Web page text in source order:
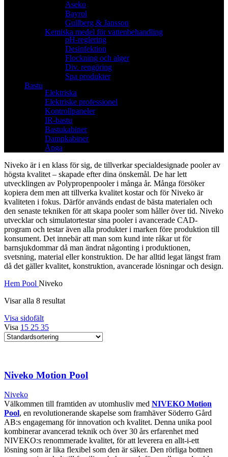
Aseko
Bayrol
Gullberg & Jansson
Kemiska medel för vattenbehandling
pH-reglering
Desinfektion
Flockning och alger
Div. rengöring
Spa produkter
Bastu
Elektriska
Elektriske professionel
Kontrollpaneler
IR-bastu
Bastukabiner
Dampkabiner
Ånga
Niveko är i en klass för sig, de tillverkar specialdesignade pooler av
högsta kvalitet – skapade efter dina önskemål. De har lett
utvecklingen av Polypropenpooler i många år. Många försöker
kopiera dem men att tillverka kvalitet kostar och för Niveko är
kvaliteten i fokus. Därför används endast de bästa materialen och
den senaste tekniken för att skapa pooler som håller över tid. Niveko
utvecklar och simulatortestar sina pooler i avancerade CAD-
program och testar även alla produkter i marken före produktion till
konsument. Det innebär att man som kund inte råkar ut för
barnsjukdommar då man ändrat någonting i produktionen,
svetsning, material eller konstruktion. De har alltid legat längst fram
då det gäller kvalitet, konstruktion, avancerade lösningar och design.
Hem Pool Niveko
Visar alla 8 resultat
Visa sidofält
Visa 15 25 35
Niveko Motion Pool
Niveko
Välkommen till framtiden av utomhusliv med NIVEKO Motion
Pool, en revolutionerande skapelse som framhäver Söderro Gård
AB:s engagemang för innovation och kvalitet. Denna unika pool
kombinerar avancerad teknik och över 30 års erfarenhet med
NIVEKO:s renommerade kvalitet, för att leverera en allt-i-ett
lösning som är lika flexibel som den är säker. Den rörliga bottnen